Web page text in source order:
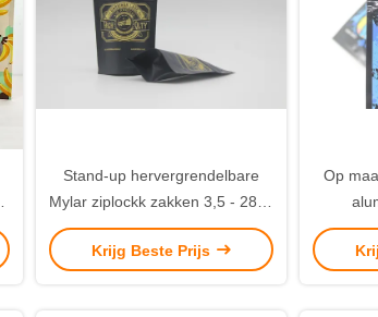
Stand-up hervergrendelbare
Mylar ziplockk zakken 3,5 - 28 G
10 kleuren Gravure Printing
Krijg Beste Prijs
Op